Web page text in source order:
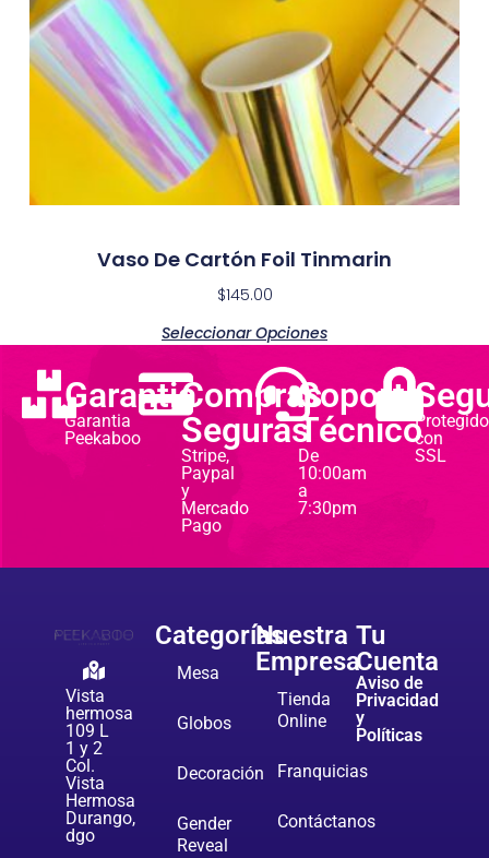
Vaso De Cartón Foil Tinmarin
$145.00
Seleccionar Opciones
Garantia
Garantia
Peekaboo
Compras
Seguras
Stripe,
Paypal
y
Mercado
Pago
Soporte
Técnico
De
10:00am
a
7:30pm
Protegido
con
SSL
Vista
hermosa
109 L
1 y 2
Col.
Vista
Hermosa
Durango,
dgo
Categorías
Mesa
Globos
Decoración
Gender
Reveal
Nuestra
Empresa
Tienda
Online
Franquicias
Contáctanos
Tu
Cuenta
Aviso de
Privacidad
y
Políticas